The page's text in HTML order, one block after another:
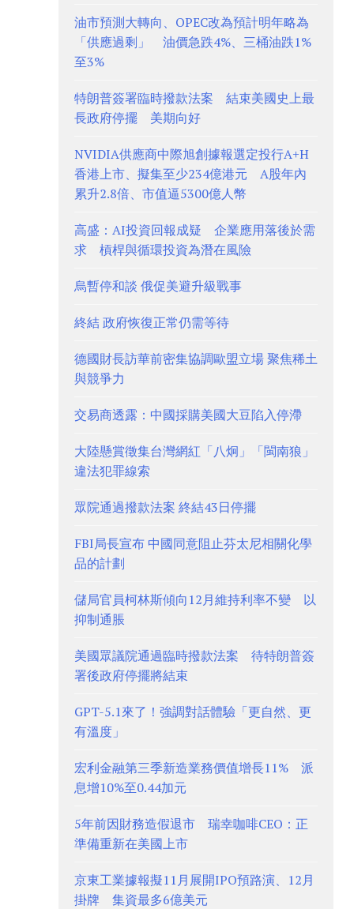
油市預測大轉向、OPEC改為預計明年略為
「供應過剩」 油價急跌4%、三桶油跌1%
至3%
特朗普簽署臨時撥款法案 結束美國史上最
長政府停擺 美期向好
NVIDIA供應商中際旭創據報選定投行A+H
香港上市、擬集至少234億港元 A股年內
累升2.8倍、市值逼5300億人幣
高盛：AI投資回報成疑 企業應用落後於需
求 槓桿與循環投資為潛在風險
烏暫停和談 俄促美避升級戰事
終結 政府恢復正常仍需等待
德國財長訪華前密集協調歐盟立場 聚焦稀土
與競爭力
交易商透露：中國採購美國大豆陷入停滯
大陸懸賞徵集台灣網紅「八炯」「閩南狼」
違法犯罪線索
眾院通過撥款法案 終結43日停擺
FBI局長宣布 中國同意阻止芬太尼相關化學
品的計劃
儲局官員柯林斯傾向12月維持利率不變 以
抑制通脹
美國眾議院通過臨時撥款法案 待特朗普簽
署後政府停擺將結束
GPT-5.1來了！強調對話體驗「更自然、更
有溫度」
宏利金融第三季新造業務價值增長11% 派
息增10%至0.44加元
5年前因財務造假退市 瑞幸咖啡CEO：正
準備重新在美國上市
京東工業據報擬11月展開IPO預路演、12月
掛牌 集資最多6億美元